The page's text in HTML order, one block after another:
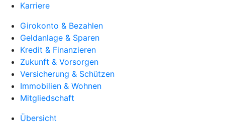
Karriere
Girokonto & Bezahlen
Geldanlage & Sparen
Kredit & Finanzieren
Zukunft & Vorsorgen
Versicherung & Schützen
Immobilien & Wohnen
Mitgliedschaft
Übersicht